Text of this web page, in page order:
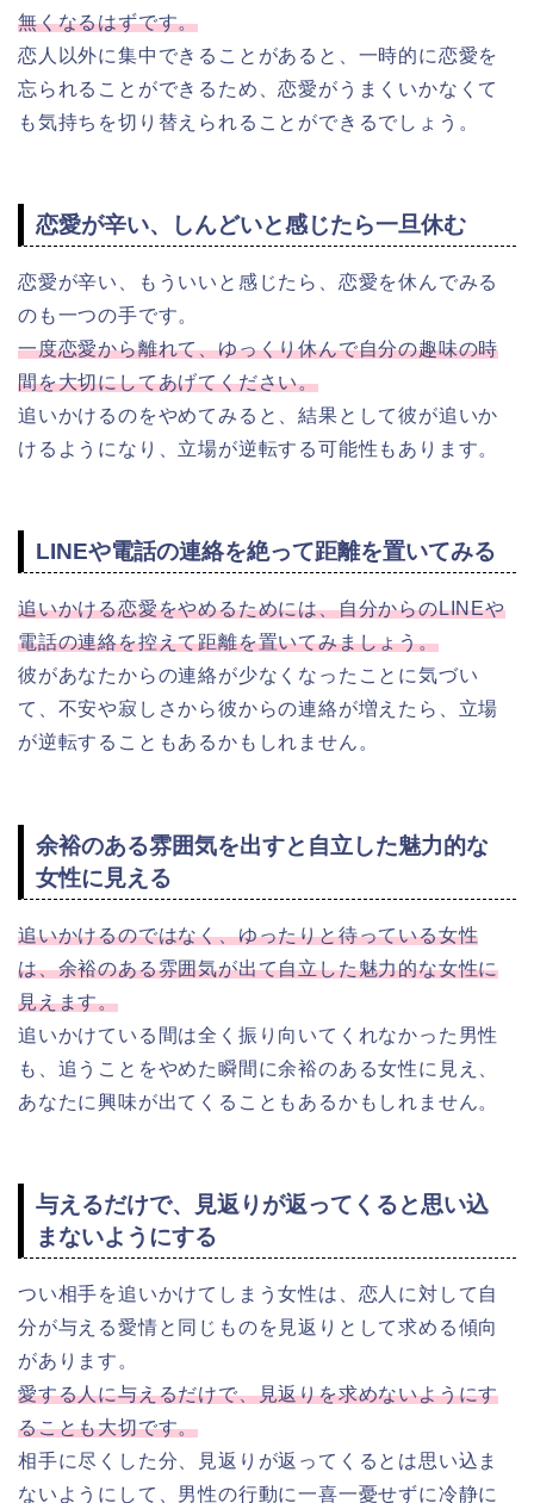
無くなるはずです。
恋人以外に集中できることがあると、一時的に恋愛を
忘られることができるため、恋愛がうまくいかなくて
も気持ちを切り替えられることができるでしょう。
恋愛が辛い、しんどいと感じたら一旦休む
恋愛が辛い、もういいと感じたら、恋愛を休んでみる
のも一つの手です。
一度恋愛から離れて、ゆっくり休んで自分の趣味の時
間を大切にしてあげてください。
追いかけるのをやめてみると、結果として彼が追いか
けるようになり、立場が逆転する可能性もあります。
LINEや電話の連絡を絶って距離を置いてみる
追いかける恋愛をやめるためには、自分からのLINEや
電話の連絡を控えて距離を置いてみましょう。
彼があなたからの連絡が少なくなったことに気づい
て、不安や寂しさから彼からの連絡が増えたら、立場
が逆転することもあるかもしれません。
余裕のある雰囲気を出すと自立した魅力的な
女性に見える
追いかけるのではなく、ゆったりと待っている女性
は、余裕のある雰囲気が出て自立した魅力的な女性に
見えます。
追いかけている間は全く振り向いてくれなかった男性
も、追うことをやめた瞬間に余裕のある女性に見え、
あなたに興味が出てくることもあるかもしれません。
与えるだけで、見返りが返ってくると思い込
まないようにする
つい相手を追いかけてしまう女性は、恋人に対して自
分が与える愛情と同じものを見返りとして求める傾向
があります。
愛する人に与えるだけで、見返りを求めないようにす
ることも大切です。
相手に尽くした分、見返りが返ってくるとは思い込ま
ないようにして、男性の行動に一喜一憂せずに冷静に